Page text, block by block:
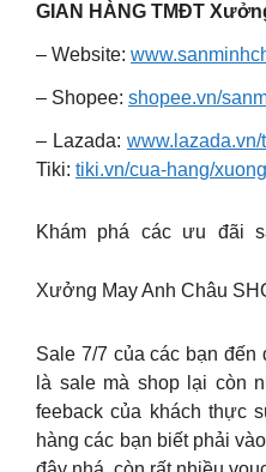
GIAN HÀNG TMĐT
– Website:
– Shopee: shopee.vn/
– Lazada:
Tiki: tiki.vn/cua-hang/
Khám phá các ưu đãi
Xưởng May Anh Châu
Sale 7/7 của các bạn đến
là sale mà shop lại còn
feeback của khách thực
hàng các bạn biết phải